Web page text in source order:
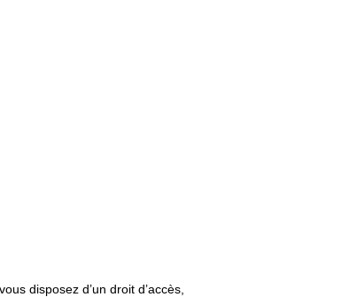
disposez d’un droit d’accès,